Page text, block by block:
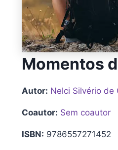
Momentos
Autor: Nelci Silvério de
Coautor: Sem coautor
ISBN: 9786557271452